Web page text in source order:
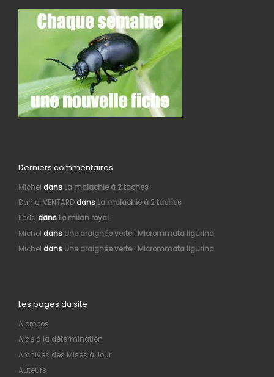
Derniers commentaires
Michel dans La malachie à 2 taches
Daniel VENTARDdans La malachie à 2 taches
Fedd dans Le milan royal
Michel dans Une araignée verte : Micrommata ligurina
Michel dans Une araignée verte : Micrommata ligurina
Les pages du site
A propos
Aide à la détermination
Archives des Mises à Jour
Auteurs